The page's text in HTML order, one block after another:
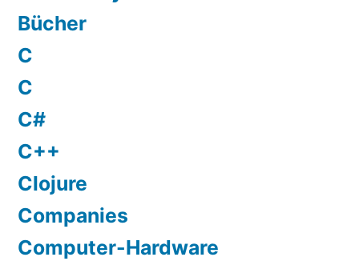
Bücher
C
C
C#
C++
Clojure
Companies
Computer-Hardware